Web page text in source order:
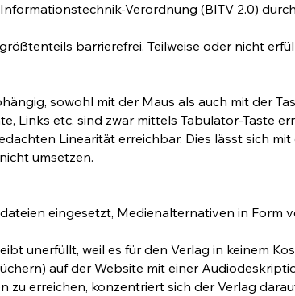
Verordnung (BITV 2.0)
barrierefrei. Teilweise oder nicht
sowohl mit der Maus als auch mit der
Links etc. sind zwar mittels Tabulator-Taste
Linearität erreichbar. Dies lässt sich mit
umsetzen.
eingesetzt, Medienalternativen in Form
unerfüllt, weil es für den Verlag in keinem
auf der Website mit einer
zu erreichen, konzentriert sich der Verlag